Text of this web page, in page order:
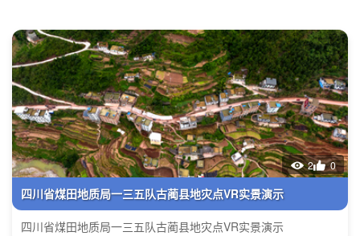
2 0
四川省煤田地质局一三五队古蔺县地灾点VR实景演示
四川省煤田地质局一三五队古蔺县地灾点VR实景演示